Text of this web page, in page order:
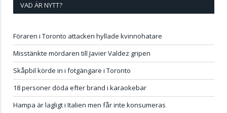
VAD ÄR NYTT?
Föraren i Toronto attacken hyllade kvinnohatare
Misstänkte mördaren till Javier Valdez gripen
Skåpbil körde in i fotgängare i Toronto
18 personer döda efter brand i karaokebar
Hampa är lagligt i Italien men får inte konsumeras